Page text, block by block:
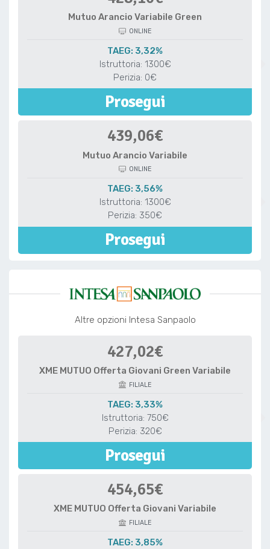
Mutuo Arancio Variabile Green
ONLINE
TAEG: 3,32%
Istruttoria: 1300€
Perizia: 0€
Prosegui
439,06€
Mutuo Arancio Variabile
ONLINE
TAEG: 3,56%
Istruttoria: 1300€
Perizia: 350€
Prosegui
Altre opzioni Intesa Sanpaolo
427,02€
XME MUTUO Offerta Giovani Green Variabile
FILIALE
TAEG: 3,33%
Istruttoria: 750€
Perizia: 320€
Prosegui
454,65€
XME MUTUO Offerta Giovani Variabile
FILIALE
TAEG: 3,85%